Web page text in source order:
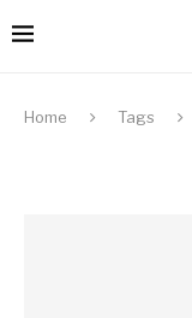
Home Tags